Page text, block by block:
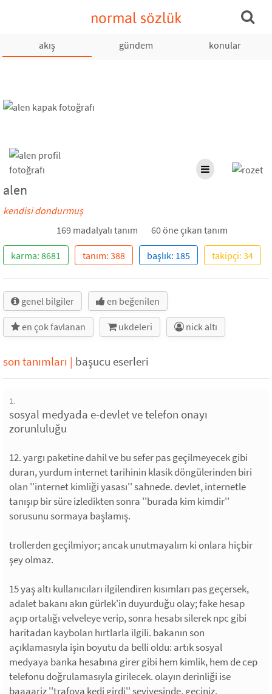
normal sözlük
akış gündem konular
alen
kendisi dondurmuş
169 madalyalı tanım
60 öne çıkan tanım
karma: 8681 tanım: 388 başlık: 185 takipçi: 34
genel bilgiler en beğenilen
en çok favlanan ukdeleri nick altı
son tanımları | başucu eserleri
1.
sosyal medyada e-devlet ve telefon onayı
zorunluluğu
12. yargı paketine dahil ve bu sefer pas geçilmeyecek gibi
duran, yurdum internet tarihinin klasik döngülerinden biri
olan ''internet kimliği yasası'' sahnede. devlet, internetle
tanışıp bir süre izledikten sonra ''burada kim kimdir''
sorusunu sormaya başlamış.
trollerden geçilmiyor; ancak unutmayalım ki onlara hiçbir
şey olmaz.
15 yaş altı kullanıcıları ilgilendiren kısımları pas geçersek,
adalet bakanı akın gürlek'in duyurduğu olay; fake hesap
açıp ortalığı velveleye verip, sonra hesabı silerek npc gibi
haritadan kaybolan hırtlarla ilgili. bakanın son
açıklamasıyla işin boyutu da belli oldu: artık sosyal
medyaya banka hesabına girer gibi hem kimlik, hem de cep
telefonu doğrulamasıyla girilecek. olayın derinliği ise
baaaariz ''trafoya kedi girdi'' seviyesinde, geçiniz.